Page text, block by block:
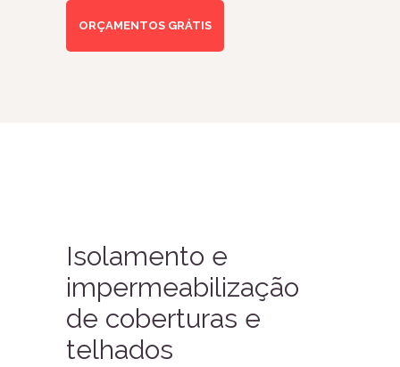
ORÇAMENTOS GRÁTIS
Isolamento e
impermeabilização
de coberturas e
telhados